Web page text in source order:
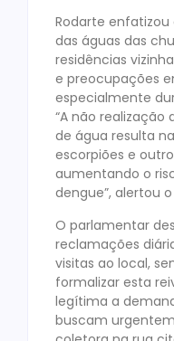
Rodarte
das águas das
residências
e preocupações
especialmente
“A não realização
de água resulta
escorpiões e
aumentando o
dengue”, alertou
O parlamentar
reclamações
visitas ao local,
formalizar esta
legítima a
buscam